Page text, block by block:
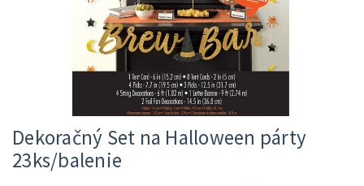
Dekoračný Set na Halloween párty
23ks/balenie